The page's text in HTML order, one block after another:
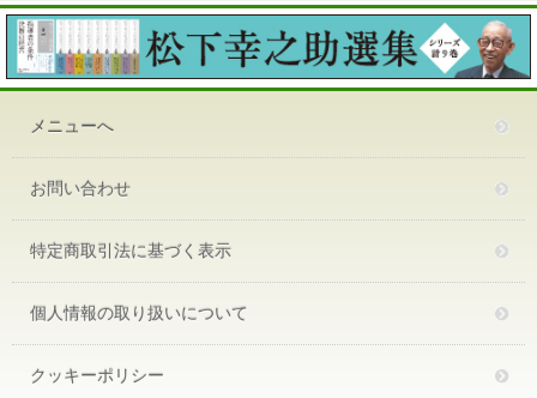
メニューへ
お問い合わせ
特定商取引法に基づく表示
個人情報の取り扱いについて
クッキーポリシー